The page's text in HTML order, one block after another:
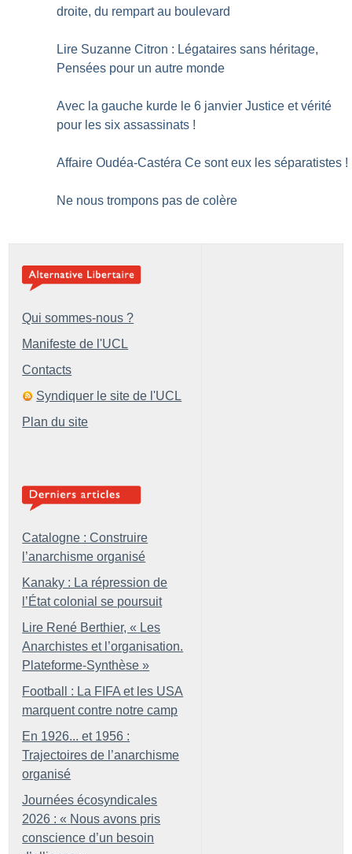
droite, du rempart au boulevard
Lire Suzanne Citron : Légataires sans héritage,
Pensées pour un autre monde
Avec la gauche kurde le 6 janvier Justice et vérité
pour les six assassinats !
Affaire Oudéa-Castéra Ce sont eux les séparatistes !
Ne nous trompons pas de colère
Qui sommes-nous ?
Manifeste de l'UCL
Contacts
Syndiquer le site de l'UCL
Plan du site
Catalogne : Construire
l’anarchisme organisé
Kanaky : La répression de
l’État colonial se poursuit
Lire René Berthier, « Les
Anarchistes et l’organisation.
Plateforme-Synthèse »
Football : La FIFA et les USA
marquent contre notre camp
En 1926... et 1956 :
Trajectoires de l’anarchisme
organisé
Journées écosyndicales
2026 : « Nous avons pris
conscience d’un besoin